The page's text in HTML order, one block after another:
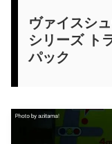
ヴァイスシ
シリーズ ト
パック